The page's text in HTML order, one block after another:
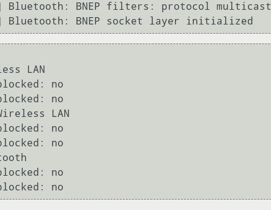
Bluetooth: BNEP filters: protocol multicast
list
LAN
LAN